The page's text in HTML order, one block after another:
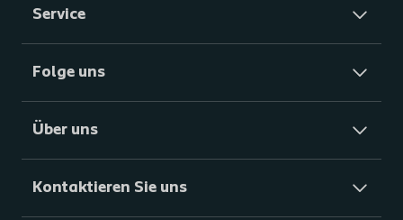
Service
Folge uns
Über uns
Kontaktieren Sie uns